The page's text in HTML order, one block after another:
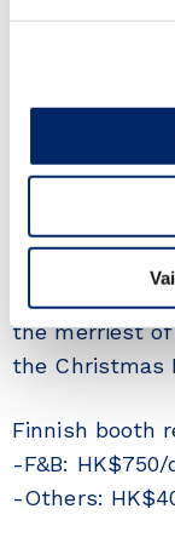
General of
Chamber of
Finnish
transform
Village with
by 80
traditional
performances
the merriest
the Christmas
Finnish booth
-F&B:
-Others: